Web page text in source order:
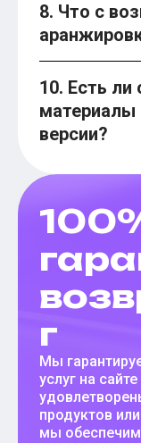
8. Что с
10. Есть
материалы
версии?
г
Мы
услуг на
продуктов
мы обеспечим